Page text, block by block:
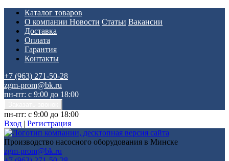
Каталог товаров
О компании Новости Статьи Вакансии
Доставка
Оплата
Гарантия
Контакты
+7 (963) 271-50-28
zgm-prom@bk.ru
пн-пт: с 9:00 до 18:00
пн-пт: с 9:00 до 18:00
Вход | Регистрация
Производство насосного оборудования в Минске
zgm-prom@bk.ru